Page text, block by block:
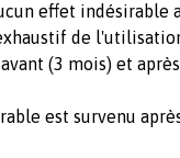
effet indésirable
de
(3 mois) et
est survenu